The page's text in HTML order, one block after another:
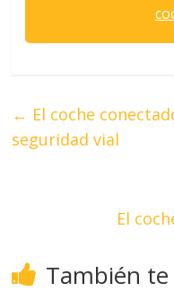
← El coche
seguridad vial
El
También